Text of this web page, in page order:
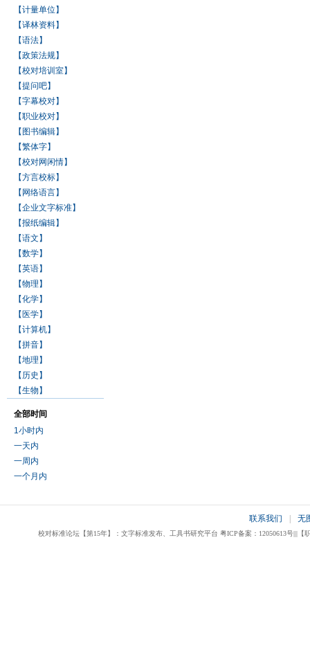
【计量单位】
【译林资料】
【语法】
【政策法规】
【校对培训室】
【提问吧】
【字幕校对】
【职业校对】
【图书编辑】
【繁体字】
【校对网闲情】
【方言校标】
【网络语言】
【企业文字标准】
【报纸编辑】
【语文】
【数学】
【英语】
【物理】
【化学】
【医学】
【计算机】
【拼音】
【地理】
【历史】
【生物】
全部时间
1小时内
一天内
一周内
一个月内
联系我们 无
校对标准论坛【第15年】：文字标准发布、工具书研究平台 粤ICP备案：12050613号|||【